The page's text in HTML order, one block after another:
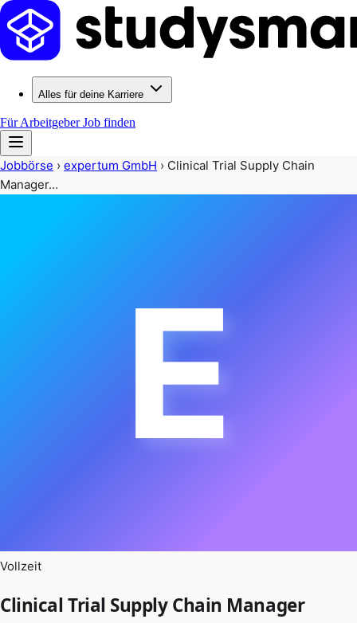
Alles für deine Karriere
Für ArbeitgeberJob finden
Jobbörse › expertum GmbH › Clinical Trial Supply Chain
Manager…
E
Vollzeit
Clinical Trial Supply Chain Manager